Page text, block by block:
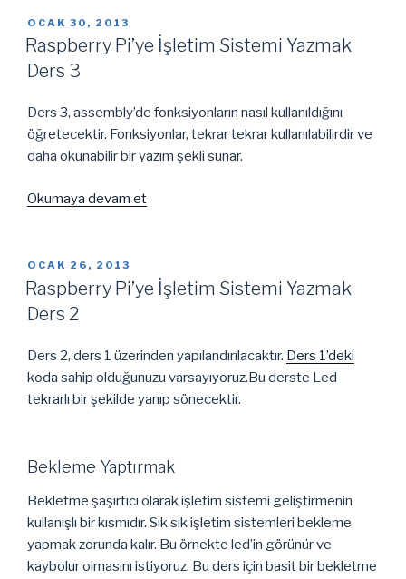
Yazmak
YAYIM
TARIHI
OCAK 30, 2013
Raspberry Pi’ye İşletim Sistemi Yazmak
Ders 3
Ders 3, assembly’de fonksiyonların nasıl kullanıldığını
öğretecektir. Fonksiyonlar, tekrar tekrar kullanılabilirdir ve
daha okunabilir bir yazım şekli sunar.
Okumaya devam et“Raspberry
Yazmak
YAYIM
TARIHI
OCAK 26, 2013
Raspberry Pi’ye İşletim Sistemi Yazmak
Ders 2
Ders 2, ders 1 üzerinden yapılandırılacaktır. Ders 1’deki
koda sahip olduğunuzu varsayıyoruz.Bu derste Led
tekrarlı bir şekilde yanıp sönecektir.
Bekleme Yaptırmak
Bekletme şaşırtıcı olarak işletim sistemi geliştirmenin
kullanışlı bir kısmıdır. Sık sık işletim sistemleri bekleme
yapmak zorunda kalır. Bu örnekte led’in görünür ve
kaybolur olmasını istiyoruz. Bu ders için basit bir bekletme